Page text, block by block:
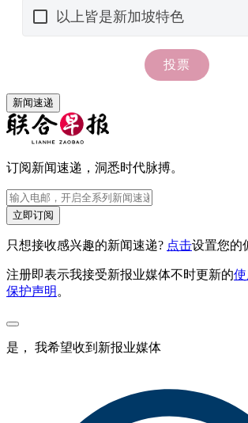
新闻速递
订阅新闻速递，洞悉时代脉搏。
立即订阅
只想接收感兴趣的新闻速递? 点击设置您的
注册即表示我接受新报业媒体不时更新的
保护声明 。
是， 我希望收到新报业媒体